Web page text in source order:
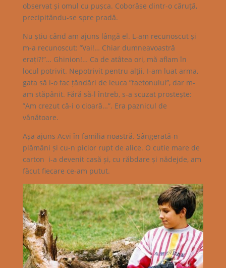
observat și omul cu pușca. Coborâse dintr-o căruță,
precipitându-se spre pradă.
Nu știu când am ajuns lângă el. L-am recunoscut și
m-a recunoscut: ”Vai!… Chiar dumneavoastră
erați?!”… Ghinion!… Ca de atâtea ori, mă aflam în
locul potrivit. Nepotrivit pentru alții. I-am luat arma,
gata să i-o fac țăndări de leuca ”faetonului”, dar m-
am stăpânit. Fără să-l întreb, s-a scuzat prostește:
”Am crezut că-i o cioară…”. Era paznicul de
vânătoare.
Așa ajuns Acvi în familia noastră. Sângerată-n
plămâni și cu-n picior rupt de alice. O cutie mare de
carton i-a devenit casă și, cu răbdare și nădejde, am
făcut fiecare ce-am putut.